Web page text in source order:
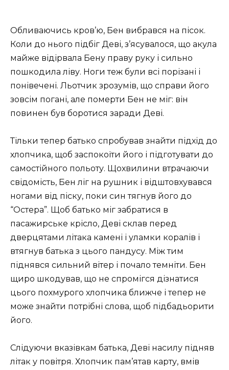
Обливаючись кров’ю, Бен вибрався на пісок.
Коли до нього підбіг Деві, з’ясувалося, що акула
майже відірвала Бену праву руку і сильно
пошкодила ліву. Ноги теж були всі порізані і
понівечені. Льотчик зрозумів, що справи його
зовсім погані, але померти Бен не міг: він
повинен був боротися заради Деві.
Тільки тепер батько спробував знайти підхід до
хлопчика, щоб заспокоїти його і підготувати до
самостійного польоту. Щохвилини втрачаючи
свідомість, Бен ліг на рушник і відштовхувався
ногами від піску, поки син тягнув його до
“Остера”. Щоб батько міг забратися в
пасажирське крісло, Деві склав перед
дверцятами літака камені і уламки коралів і
втягнув батька з цього пандусу. Між тим
піднявся сильний вітер і почало темніти. Бен
щиро шкодував, що не спромігся дізнатися
цього похмурого хлопчика ближче і тепер не
може знайти потрібні слова, щоб підбадьорити
його.
Слідуючи вказівкам батька, Деві насилу підняв
літак у повітря. Хлопчик пам’ятав карту, вмів